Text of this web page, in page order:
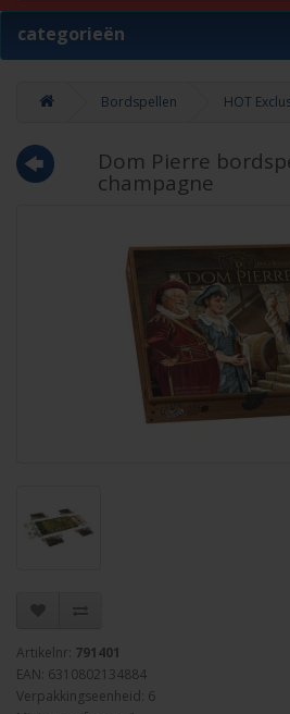
categorieën
Bordspellen HOT
Dom Pierre
champagne
Artikelnr: 791401
EAN: 6310802134884
Verpakkingseenheid: 6